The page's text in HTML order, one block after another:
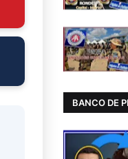
BANCO DE